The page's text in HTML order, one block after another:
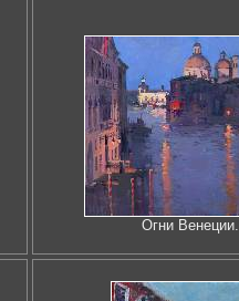
Огни Венеции.